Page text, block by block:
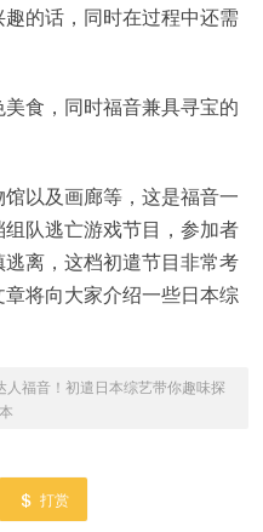
的话，同时在过程中还需
食，同时福音兼具寻宝的
以及画廊等，这是福音一
队逃亡游戏节目，参加者
离，这档初遣节目非常考
将向大家介绍一些日本综
人福音！初遣日本综艺带你趣味探
打赏